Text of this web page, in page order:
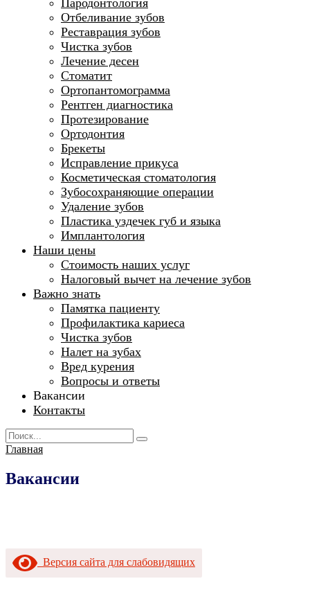
Отбеливание зубов
Реставрация зубов
Чистка зубов
Лечение десен
Стоматит
Ортопантомограмма
Рентген диагностика
Протезирование
Ортодонтия
Брекеты
Исправление прикуса
Косметическая стоматология
Зубосохраняющие операции
Удаление зубов
Пластика уздечек губ и языка
Имплантология
Наши цены
Стоимость наших услуг
Налоговый вычет на лечение зубов
Важно знать
Памятка пациенту
Профилактика кариеса
Чистка зубов
Налет на зубах
Вред курения
Вопросы и ответы
Вакансии
Контакты
Search
for:
Главная
Вакансии
Версия сайта для слабовидящих